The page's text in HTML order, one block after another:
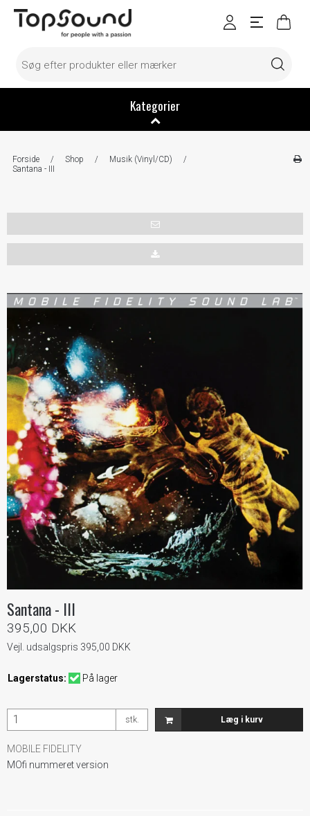
Kategorier
Forside / Shop / Musik (Vinyl/CD)
/
Santana - III
Santana - III
395,00 DKK
Vejl. udsalgspris 395,00 DKK
Lagerstatus: På lager
stk. Læg i kurv
MOBILE FIDELITY
MOfi nummeret version